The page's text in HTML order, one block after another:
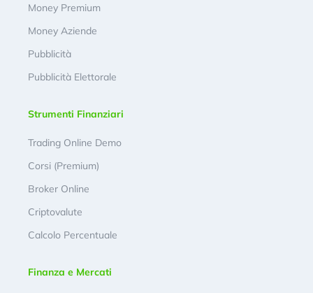
Money Premium
Money Aziende
Pubblicità
Pubblicità Elettorale
Strumenti Finanziari
Trading Online Demo
Corsi (Premium)
Broker Online
Criptovalute
Calcolo Percentuale
Finanza e Mercati